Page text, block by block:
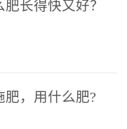
量元素水溶肥一起使
∶冲施、滴灌2.5-5kg/
配合大量元素水溶肥
长得快又好？
肥，用什么肥?